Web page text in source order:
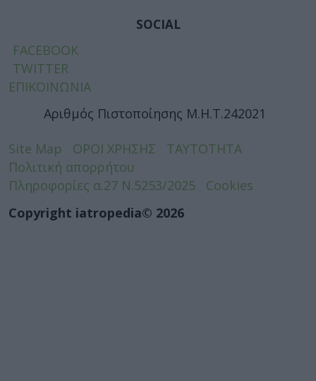
SOCIAL
FACEBOOK
TWITTER
ΕΠΙΚΟΙΝΩΝΙΑ
Αριθμός Πιστοποίησης Μ.Η.Τ.242021
Site Map ΟΡΟΙ ΧΡΗΣΗΣ
ΤΑΥΤΟΤΗΤΑ
Πολιτική απορρήτου
Πληροφορίες α.27 Ν.5253/2025
Cookies
Copyright iatropedia© 2026